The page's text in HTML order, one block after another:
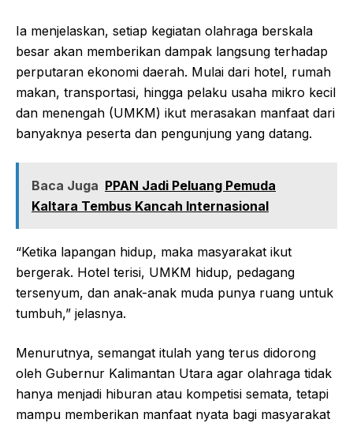
Ia menjelaskan, setiap kegiatan olahraga berskala
besar akan memberikan dampak langsung terhadap
perputaran ekonomi daerah. Mulai dari hotel, rumah
makan, transportasi, hingga pelaku usaha mikro kecil
dan menengah (UMKM) ikut merasakan manfaat dari
banyaknya peserta dan pengunjung yang datang.
Baca Juga PPAN Jadi Peluang Pemuda
Kaltara Tembus Kancah Internasional
“Ketika lapangan hidup, maka masyarakat ikut
bergerak. Hotel terisi, UMKM hidup, pedagang
tersenyum, dan anak-anak muda punya ruang untuk
tumbuh,” jelasnya.
Menurutnya, semangat itulah yang terus didorong
oleh Gubernur Kalimantan Utara agar olahraga tidak
hanya menjadi hiburan atau kompetisi semata, tetapi
mampu memberikan manfaat nyata bagi masyarakat